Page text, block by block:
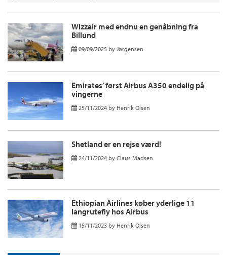
Wizzair med endnu en genåbning fra
Billund
09/09/2025 by Jørgensen
Emirates’ først Airbus A350 endelig på
vingerne
25/11/2024 by Henrik Olsen
Shetland er en rejse værd!
24/11/2024 by Claus Madsen
Ethiopian Airlines køber yderlige 11
langrutefly hos Airbus
15/11/2023 by Henrik Olsen